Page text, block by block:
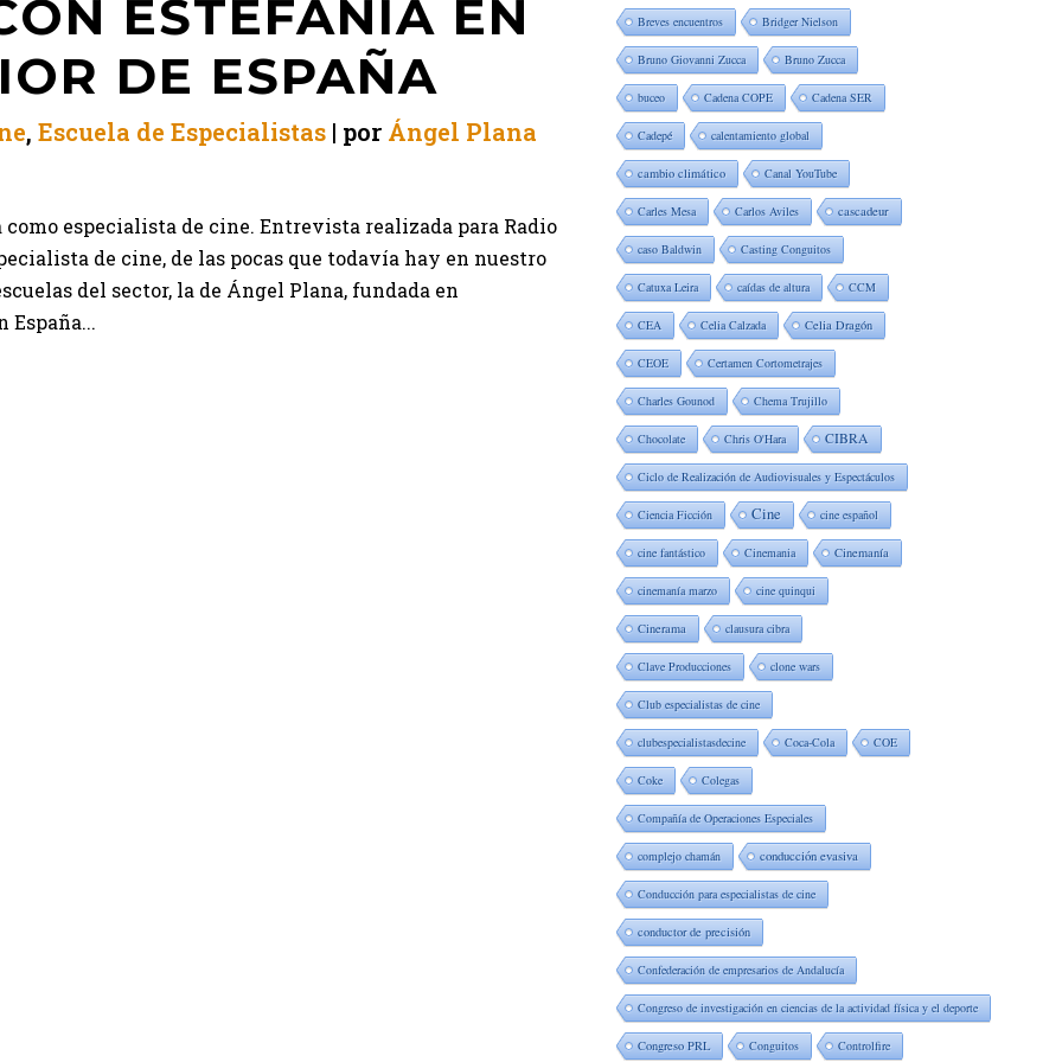
ESTEFANÍA EN
DE ESPAÑA
, Escuela de Especialistas por Ángel Plana
especialista de cine. Entrevista realizada para Radio
de cine, de las pocas que todavía hay en nuestro
del sector, la de Ángel Plana, fundada en
España...
Breves encuentros Bridger Nielson
Bruno Giovanni Zucca Bruno Zucca
buceo Cadena COPE Cadena SER
Cadepé calentamiento global
cambio climático Canal YouTube
Carles Mesa Carlos Aviles cascadeur
caso Baldwin Casting Conguitos
Catuxa Leira caídas de altura CCM
CEA Celia Calzada Celia Dragón
CEOE Certamen Cortometrajes
Charles Gounod Chema Trujillo
Chocolate Chris O'Hara CIBRA
Ciclo de Realización de Audiovisuales y Espectáculos
Ciencia Ficción Cine cine español
cine fantástico Cinemania Cinemanía
cinemanía marzo cine quinqui
Cinerama clausura cibra
Clave Producciones clone wars
Club especialistas de cine
clubespecialistasdecine Coca-Cola COE
Coke Colegas
Compañía de Operaciones Especiales
complejo chamán conducción evasiva
Conducción para especialistas de cine
conductor de precisión
Confederación de empresarios de Andalucía
Congreso de investigación en ciencias de la actividad física y el deporte
Congreso PRL Conguitos Controlfire